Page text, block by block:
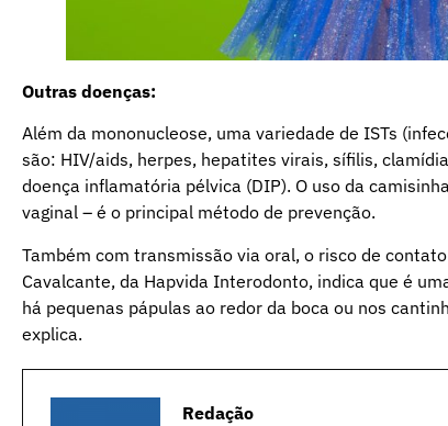
Outras doenças:
Além da mononucleose, uma variedade de ISTs
são: HIV/aids, herpes, hepatites virais, sífilis,
doença inflamatória pélvica (DIP). O uso da
vaginal – é o principal método de prevenção.
Também com transmissão via oral, o risco de
Cavalcante, da Hapvida Interodonto, indica que é
há pequenas pápulas ao redor da boca ou nos
explica.
Redação